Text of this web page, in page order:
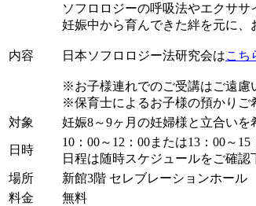
内容
ソフロロジーの呼吸法やエクササ
妊娠中から育んできた絆を元に、
日本ソフロロジー法研究会はこち
※お子様連れでのご受講はご遠慮
※保育士によるお子様の預かりご
対象
妊娠8～9ヶ月の妊婦様と立合いを
日時
10：00～12：00または13：00～15
日程は随時スケジュールをご確認
場所
新館3階 セレブレーションホール
料金
無料